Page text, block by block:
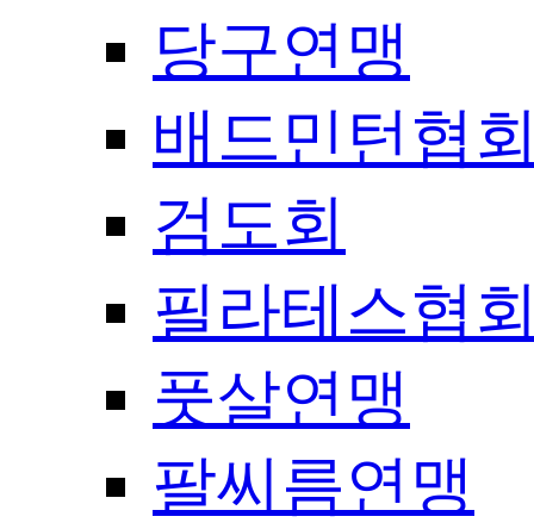
당구연맹
배드민턴협
검도회
필라테스협
풋살연맹
팔씨름연맹